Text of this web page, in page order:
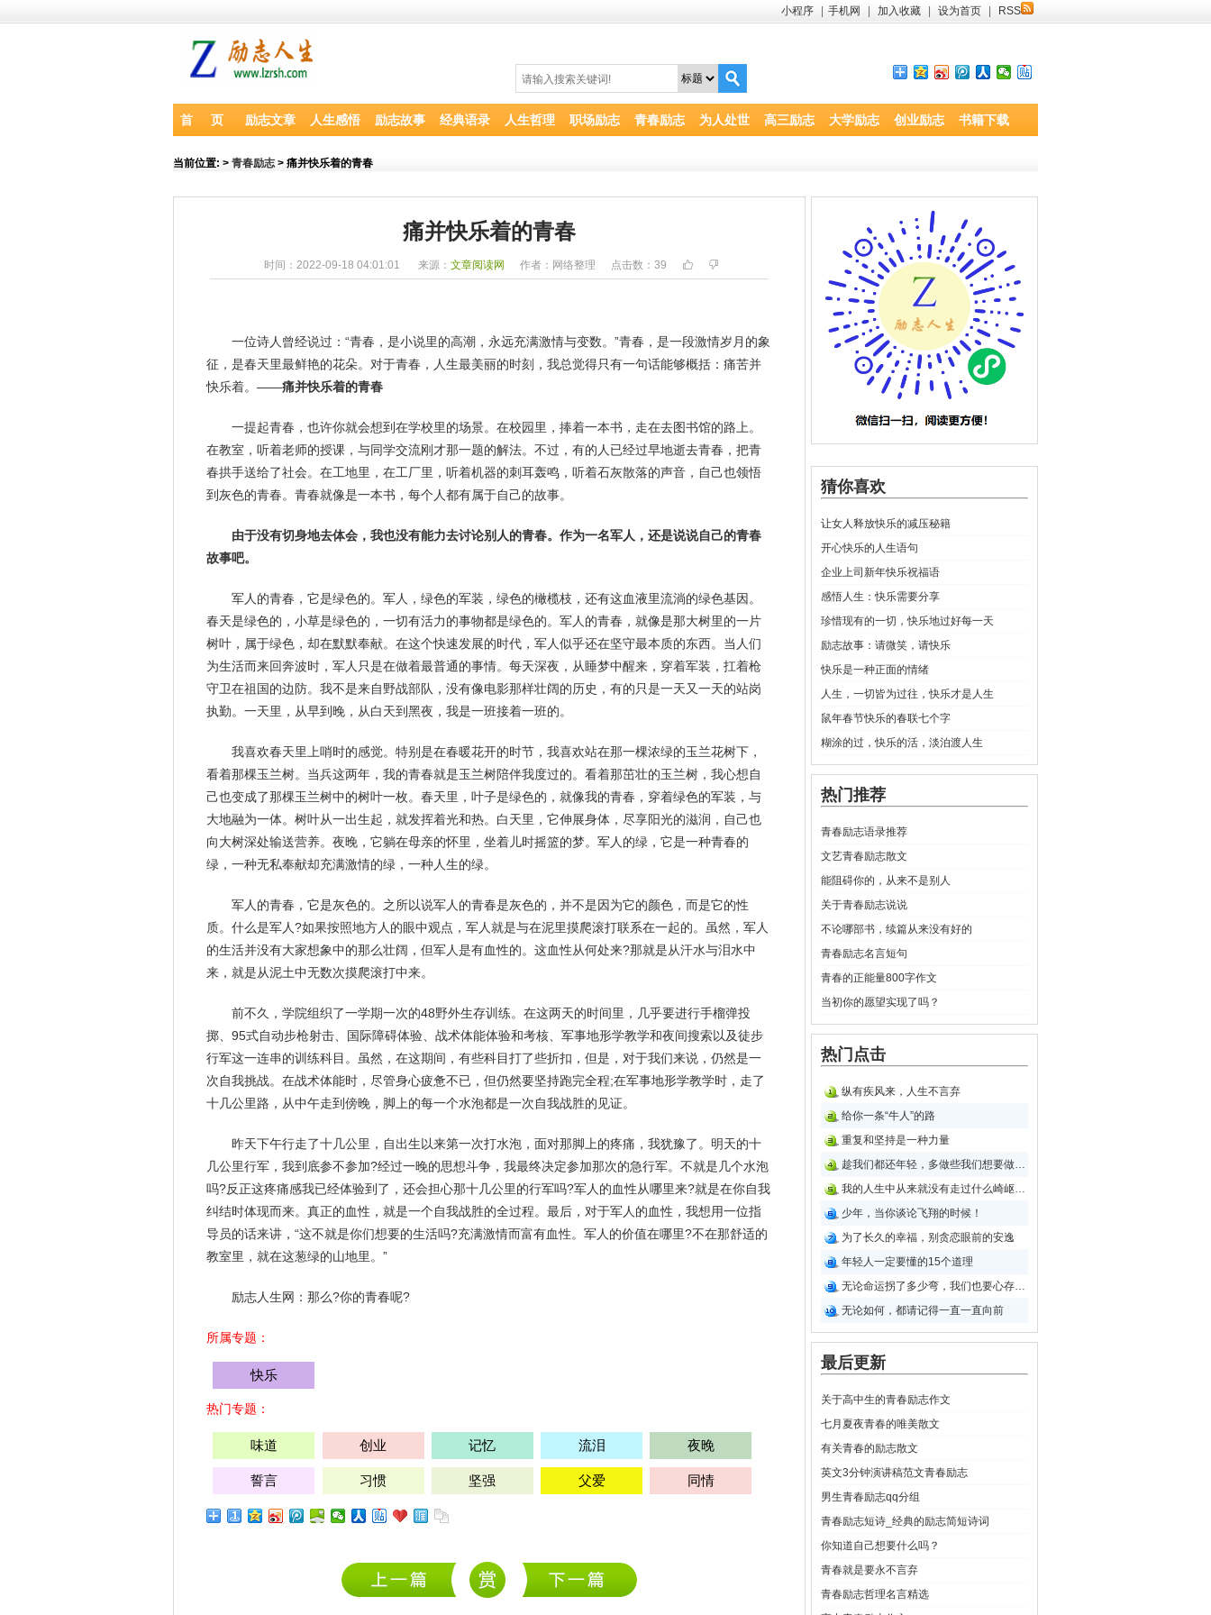
小程序 手机网 加入收藏 设为首页 RSS
首 页 励志文章 人生感悟 励志故事 经典语录 人生哲理 职场励志 青春励志 为人处世 高三励志 大学励志 创业励志 书籍下载
当前位置: > 青春励志> 痛并快乐着的青春
痛并快乐着的青春
时间：2022-09-18 04:01:01 来源： 文章阅读网 作者：网络整理 点击数： 39
一位诗人 曾经说过：“青春 ，是小说里的高潮， 永远充满激情与变数。”青春，是一段激情岁月 的象
征，是春天里最鲜艳的花朵。对于青春， 人生最美丽的时刻，我总觉得只有一句话能够概括： 痛苦并
快乐着。——痛并快乐着的青春
一提起青春，也许你就会想到在学校里的场景。在校园里，捧着一本书，走在去图书馆的路上。
在教室，听着老师的授课，与同学交流刚才那一题的解法。不过，有的人已经过早地逝去青春，把青
春拱手送给了社会。在工地里，在工厂里，听着机器的刺耳轰鸣，听着石灰散落的声音，自己也领悟
到灰色的青春。青春就像是一本书，每个人都有属于自己的故事。
由于没有切身地去体会，我也没有能力去讨论别人的青春。作为一名军人，还是说说自己的青春
故事吧。
军人的青春，它是绿色的。军人，绿色的军装，绿色的橄榄枝，还有这血液里流淌的绿色基因。
春天是绿色的，小草是绿色的，一切有活力的事物都是绿色的。军人的青春，就像是那大树里的一片
树叶，属于绿色，却在默默奉献。在这个快速发展的时代，军人似乎还在坚守最本质的东西。当人们
为生活而来回奔波时，军人只是在做着最普通的事情。每天深夜，从睡梦中醒来，穿着军装，扛着枪
守卫在祖国的边防。我不是来自野战部队，没有像电影那样壮阔的历史，有的只是一天又一天的站岗
执勤。一天里，从早到晚，从白天到黑夜，我是一班接着一班的。
我喜欢春天里上哨时的感觉。特别是在春暖花开的时节，我喜欢站在那一棵浓绿的玉兰花树下，
看着那棵玉兰树。当兵这两年，我的青春就是玉兰树陪伴我度过的。看着那茁壮的玉兰树，我心想自
己也变成了那棵玉兰树中的树叶一枚。春天里，叶子是绿色的，就像我的青春，穿着绿色的军装，与
大地融为一体。树叶从一出生起，就发挥着光和热。白天里，它伸展身体，尽享阳光的滋润，自己也
向大树深处输送营养。 夜晚 ，它躺在母亲的怀里，坐着儿时摇篮的梦。军人的绿，它是一种青春的
绿，一种无私奉献却充满激情的绿，一种人生的绿。
军人的青春，它是灰色的。之所以说军人的青春是灰色的，并不是因为它的颜色，而是它的性
质。什么是军人?如果按照地方人的眼中观点，军人就是与在泥里摸爬滚打联系在一起的。虽然，军人
的生活并没有大家想象中的那么壮阔，但军人是有血性的。这血性从何处来?那就是从汗水与泪水中
来，就是从泥土中无数次摸爬滚打中来。
前不久，学院组织了一学期一次的48野外生存训练。在这两天的时间里，几乎要进行手榴弹投
掷、95式自动步枪射击、国际障碍体验、战术体能体验和考核、军事地形学教学和夜间搜索以及徒步
行军这一连串的训练科目。虽然，在这期间，有些科目打了些折扣，但是，对于我们来说，仍然是一
次自我挑战。在战术体能时，尽管身心疲惫不已，但仍然要坚持跑完全程;在军事地形学教学时，走了
十几公里路，从中午走到傍晚，脚上的每一个水泡都是一次自我战胜的见证。
昨天下午行走了十几公里，自出生以来第一次打水泡，面对那脚上的疼痛，我犹豫了。明天的十
几公里行军，我到底参不参加?经过一晚的思想斗争，我最终决定参加那次的急行军。不就是几个水泡
吗?反正这疼痛感我已经体验到了，还会担心那十几公里的行军吗?军人的血性从哪里来?就是在你自我
纠结时体现而来。真正的血性，就是一个自我战胜的全过程。最后，对于军人的血性，我想用一位指
导员的话来讲，“这不就是你们想要的生活吗?充满激情而富有血性。军人的价值在哪里?不在那舒适的
教室里，就在这葱绿的山地里。”
励志人生网：那么?你的青春呢?
所属专题：
快乐
热门专题：
味道 创业 记忆 流泪 夜晚
誓言 习惯 坚强 父爱 同情
猜你喜欢
让女人释放快乐的减压秘籍
开心快乐的人生语句
企业上司新年快乐祝福语
感悟人生：快乐需要分享
珍惜现有的一切，快乐地过好每一天
励志故事：请微笑，请快乐
快乐是一种正面的情绪
人生，一切皆为过往，快乐才是人生
鼠年春节快乐的春联七个字
糊涂的过，快乐的活，淡泊渡人生
热门推荐
青春励志语录推荐
文艺青春励志散文
能阻碍你的，从来不是别人
关于青春励志说说
不论哪部书，续篇从来没有好的
青春励志名言短句
青春的正能量800字作文
当初你的愿望实现了吗？
热门点击
纵有疾风来，人生不言弃
给你一条“牛人”的路
重复和坚持是一种力量
趁我们都还年轻，多做些我们想要做的任何事
我的人生中从来就没有走过什么崎岖的道路
少年，当你谈论飞翔的时候！
为了长久的幸福，别贪恋眼前的安逸
年轻人一定要懂的15个道理
无论命运拐了多少弯，我们也要心存希望
无论如何，都请记得一直一直向前
最后更新
关于高中生的青春励志作文
七月夏夜青春的唯美散文
有关青春的励志散文
英文3分钟演讲稿范文青春励志
男生青春励志qq分组
青春励志短诗_经典的励志简短诗词
你知道自己想要什么吗？
青春就是要永不言弃
青春励志哲理名言精选